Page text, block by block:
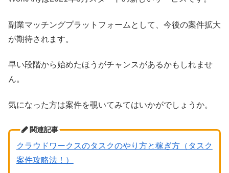
副業マッチングプラットフォームとして、今後の案件拡大
が期待されます。
早い段階から始めたほうがチャンスがあるかもしれませ
ん。
気になった方は案件を覗いてみてはいかがでしょうか。
関連記事
クラウドワークスのタスクのやり方と稼ぎ方（タスク
案件攻略法！）